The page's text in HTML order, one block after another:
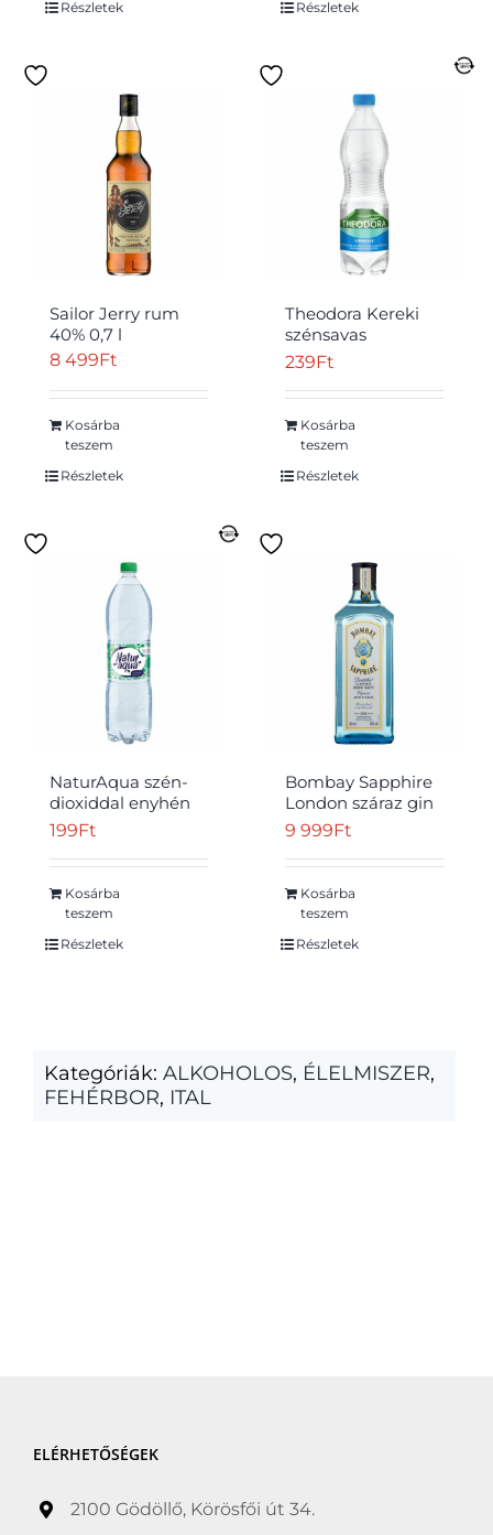
Részletek Részletek
Sailor Jerry rum
40% 0,7 l
8 499Ft
Kosárba
teszem
Részletek
Theodora Kereki
szénsavas
természetes
239Ft
Kosárba
teszem
Részletek
NaturAqua szén-
dioxiddal enyhén
dúsított
ásványvíz 1,5 l
199Ft
Kosárba
teszem
Részletek
Bombay Sapphire
London száraz gin
40% 0,7 l
9 999Ft
Kosárba
teszem
Részletek
Kategóriák: ALKOHOLOS, ÉLELMISZER,
FEHÉRBOR, ITAL
ELÉRHETŐSÉGEK
2100 Gödöllő, Körösfői út 34.